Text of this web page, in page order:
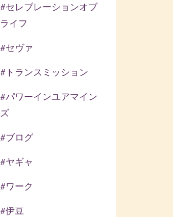
#セレブレーションオブ
ライフ
#セヴァ
#トランスミッション
#パワーインユアマイン
ズ
#ブログ
#ヤギャ
#ワーク
#伊豆